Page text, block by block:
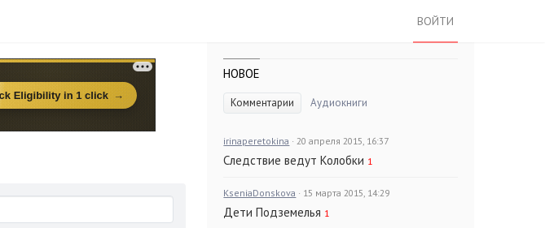
ВОЙТИ
НОВОЕ
Комментарии Аудиокниги
irinaperetokina · 20 апреля 2015, 16:37
Следствие ведут Колобки 1
KseniaDonskova · 15 марта 2015, 14:29
Дети Подземелья 1